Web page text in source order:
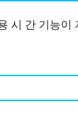
시 간 기능이